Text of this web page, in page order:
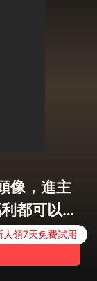
像，進主
都可以
人領7天免費試用